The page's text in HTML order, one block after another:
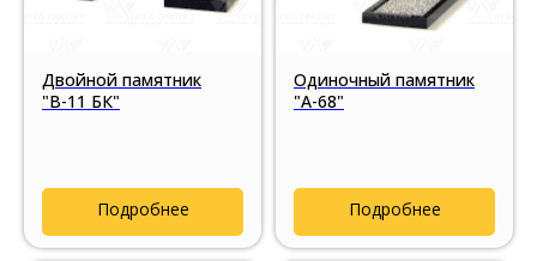
Двойной памятник
"В-11 БК"
Подробнее
Одиночный памятник
"А-68"
Подробнее